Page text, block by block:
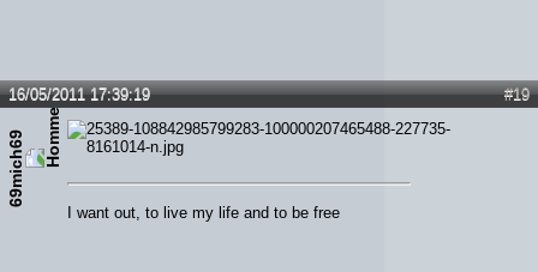
#19
16/05/2011 17:39:19
69mich69
I want out, to live my life and to be free